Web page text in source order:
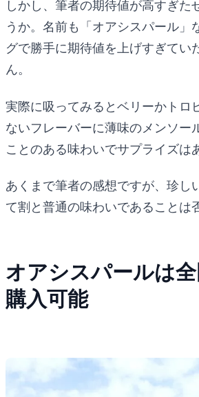
しかし、筆者の期待値が高すぎた
うか。名前も「オアシスパール」
グで勝手に期待値を上げすぎてい
ん。
実際に吸ってみるとベリーかトロ
ないフレーバーに薄味のメンソー
ことのある味わいでサプライズは
あくまで筆者の感想ですが、珍し
て割と普通の味わいであることは
オアシスパールは
購入可能